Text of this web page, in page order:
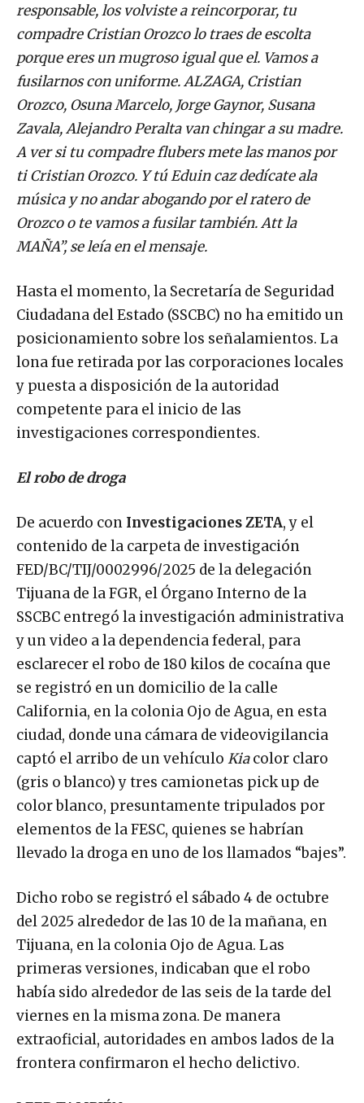
responsable, los volviste a reincorporar, tu
compadre Cristian Orozco lo traes de escolta
porque eres un mugroso igual que el. Vamos a
fusilarnos con uniforme. ALZAGA, Cristian
Orozco, Osuna Marcelo, Jorge Gaynor, Susana
Zavala, Alejandro Peralta van chingar a su madre.
A ver si tu compadre flubers mete las manos por
ti Cristian Orozco. Y tú Eduin caz dedícate ala
música y no andar abogando por el ratero de
Orozco o te vamos a fusilar también. Att la
MAÑA”, se leía en el mensaje.
Hasta el momento, la Secretaría de Seguridad
Ciudadana del Estado (SSCBC) no ha emitido un
posicionamiento sobre los señalamientos. La
lona fue retirada por las corporaciones locales
y puesta a disposición de la autoridad
competente para el inicio de las
investigaciones correspondientes.
El robo de droga
De acuerdo con Investigaciones ZETA, y el
contenido de la carpeta de investigación
FED/BC/TIJ/0002996/2025 de la delegación
Tijuana de la FGR, el Órgano Interno de la
SSCBC entregó la investigación administrativa
y un video a la dependencia federal, para
esclarecer el robo de 180 kilos de cocaína que
se registró en un domicilio de la calle
California, en la colonia Ojo de Agua, en esta
ciudad, donde una cámara de videovigilancia
captó el arribo de un vehículo Kiacolor claro
(gris o blanco) y tres camionetas pick up de
color blanco, presuntamente tripulados por
elementos de la FESC, quienes se habrían
llevado la droga en uno de los llamados “bajes”.
Dicho robo se registró el sábado 4 de octubre
del 2025 alrededor de las 10 de la mañana, en
Tijuana, en la colonia Ojo de Agua. Las
primeras versiones, indicaban que el robo
había sido alrededor de las seis de la tarde del
viernes en la misma zona. De manera
extraoficial, autoridades en ambos lados de la
frontera confirmaron el hecho delictivo.